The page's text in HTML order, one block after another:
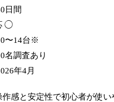
日間
◯
〜14台※
名調査あり
年4月
作感と安定性で初心者が使